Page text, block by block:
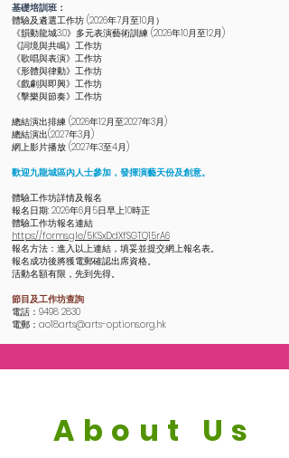
基礎培訓班：
體驗及遴選工作坊 (2026年7月至10月）
《韻動龍城3.0》多元表演藝術訓練 (2026年10月至12月)
《詞境與共鳴》工作坊
《歌唱與表演》工作坊
《形體與律動》工作坊
《戲劇與即興》工作坊
《擊樂與節奏》工作坊
總結演出排練 (2026年12月至2027年3月)
總結演出(2027年3月)
網上影片播放 (2027年3至4月)
歡迎九龍城區內人士參加，發揮演藝天份及創意。
體驗工作坊詳情及報名
報名日期: 2026年6月5日早上10時正
體驗工作坊報名連結
https://forms.gle/5KSxDdXfSGTQ15rA6
報名方法：進入以上連結，填妥並提交網上報名表。
報名成功後將獲電郵確認出席資格。
活動名額有限，先到先得。
節目及工作坊查詢
電話：9498 2830
電郵： ao18arts@arts-options.org.hk
About Us